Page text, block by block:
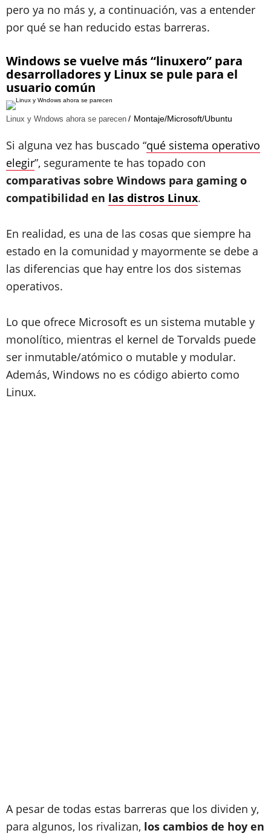
pero ya no más y, a continuación, vas a entender
por qué se han reducido estas barreras.
Windows se vuelve más “linuxero” para
desarrolladores y Linux se pule para el
usuario común
Linux y Wndows ahora se parecen Montaje/Microsoft/Ubuntu
Si alguna vez has buscado “qué sistema operativo
elegir”, seguramente te has topado con
comparativas sobre Windows para gaming o
compatibilidad en las distros Linux.
En realidad, es una de las cosas que siempre ha
estado en la comunidad y mayormente se debe a
las diferencias que hay entre los dos sistemas
operativos.
Lo que ofrece Microsoft es un sistema mutable y
monolítico, mientras el kernel de Torvalds puede
ser inmutable/atómico o mutable y modular.
Además, Windows no es código abierto como
Linux.
A pesar de todas estas barreras que los dividen y,
para algunos, los rivalizan, los cambios de hoy en